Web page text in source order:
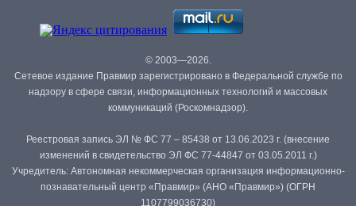
© 2003—2026.
Сетевое издание Правмир зарегистрировано в Федеральной службе по
надзору в сфере связи, информационных технологий и массовых
коммуникаций (Роскомнадзор).
Реестровая запись ЭЛ № ФС 77 – 85438 от 13.06.2023 г. (внесение
изменений в свидетельство ЭЛ ФС 77-44847 от 03.05.2011 г.)
Учредитель: Автономная некоммерческая организация информационно-
познавательный центр «Правмир» (АНО «Правмир») (ОГРН
1107799036730)